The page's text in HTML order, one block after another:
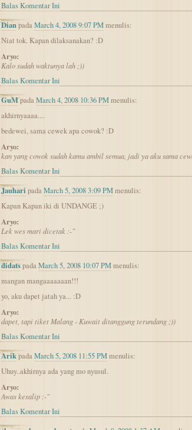
Balas Komentar Ini
DianpadaMarch 4, 2008 9:07 PMmenulis:
Niat tok. Kapan dilaksanakan? :D
Aryo:
Kalo sudah waktunya lah ;))
Balas Komentar Ini
GuMpadaMarch 4, 2008 10:36 PMmenulis:
akhirnyaaaa....
bedewei, sama cewek apa cowok? :D
Aryo:
kan yang cowok sudah kamu ambil semua, jadi ya aku sama
Balas Komentar Ini
Jauhari padaMarch 5, 2008 3:09 PMmenulis:
Kapan Kapan iki di UNDANGE ;)
Aryo:
Lek wes mari dicetak :-"
Balas Komentar Ini
didatspadaMarch 5, 2008 10:07 PMmenulis:
mangan mangaaaaaaan!!!
yo, aku dapet jatah ya... :D
Aryo:
dapet, tapi tiket Malang - Kuwait ditanggung terundang ;))
Balas Komentar Ini
ArikpadaMarch 5, 2008 11:55 PMmenulis:
Uhuy..akhirnya ada yang mo nyusul.
Aryo:
Awas kesalip :-"
Balas Komentar Ini